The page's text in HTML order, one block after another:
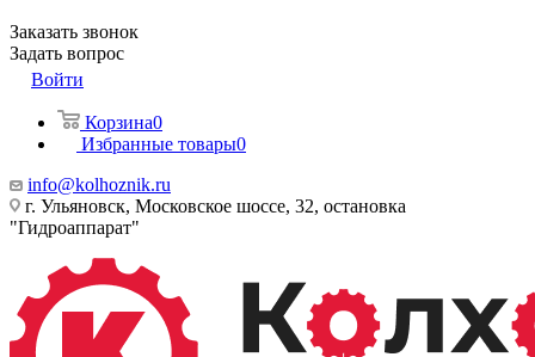
Заказать звонок
Задать вопрос
Войти
Корзина0
Избранные товары0
info@kolhoznik.ru
г. Ульяновск, Московское шоссе, 32, остановка
"Гидроаппарат"